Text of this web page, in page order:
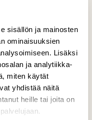
sisällön ja mainosten
ominaisuuksien
Lisäksi
ja analytiikka-
miten käytät
yhdistää näitä
heille tai joita on